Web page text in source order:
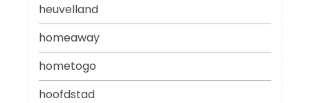
heuvelland
homeaway
hometogo
hoofdstad